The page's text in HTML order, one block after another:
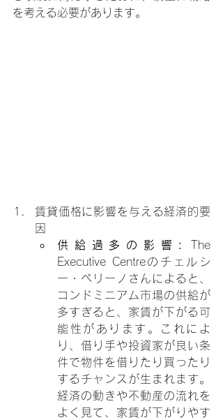
を考える必要があります。
賃貸価格に影響を与える経済的要
因
供給過多の影響:
The
Executive Centreのチェルシ
ー・ペリーノさんによると、
コンドミニアム市場の供給が
多すぎると、家賃が下がる可
能性があります。これによ
り、借り手や投資家が良い条
件で物件を借りたり買ったり
するチャンスが生まれます。
経済の動きや不動産の流れを
よく見て、家賃が下がりやす